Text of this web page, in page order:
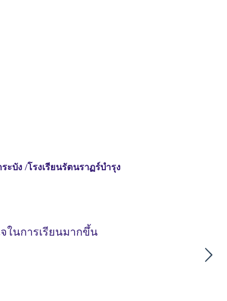
บัง /โรงเรียนรัตนราฏร์บำรุง
ในการเรียนมากขึ้น